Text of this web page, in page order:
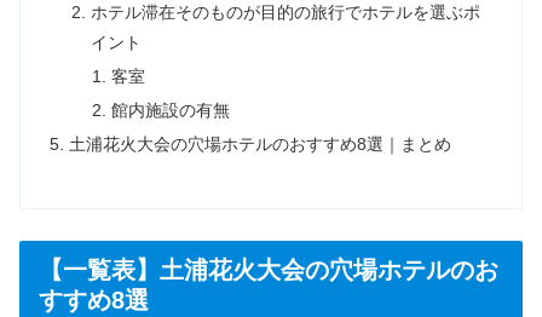
ホテル滞在そのものが目的の旅行でホテルを選ぶポ
イント
客室
館内施設の有無
土浦花火大会の穴場ホテルのおすすめ8選｜まとめ
【一覧表】土浦花火大会の穴場ホテルのお
すすめ8選